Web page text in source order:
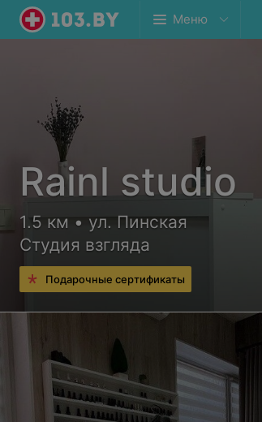
Меню
Rainl studio
1.5 км • ул. Пинская
Студия взгляда
Подарочные сертификаты